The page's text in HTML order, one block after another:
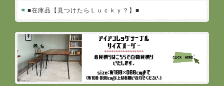
■在庫品【見つけたらＬｕｃｋｙ？】■